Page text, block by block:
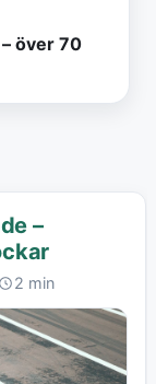
över 70
–
2 min